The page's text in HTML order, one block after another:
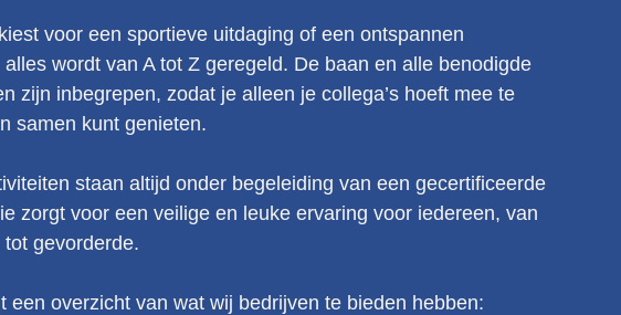
voor een sportieve uitdaging of een ontspannen
wordt van A tot Z geregeld. De baan en alle benodigde
zijn inbegrepen, zodat je alleen je collega’s hoeft mee te
samen kunt genieten.
staan altijd onder begeleiding van een gecertificeerde
zorgt voor een veilige en leuke ervaring voor iedereen, van
tot gevorderde.
een overzicht van wat wij bedrijven te bieden hebben: